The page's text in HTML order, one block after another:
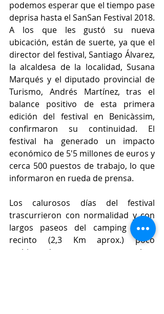
podemos esperar que el tiempo pase
deprisa hasta el SanSan Festival 2018.
A los que les gustó su nueva
ubicación, están de suerte, ya que el
director del festival, Santiago Álvarez,
la alcaldesa de la localidad, Susana
Marqués y el diputado provincial de
Turismo, Andrés Martínez, tras el
balance positivo de esta primera
edición del festival en Benicàssim,
confirmaron su continuidad. El
festival ha generado un impacto
económico de 5'5 millones de euros y
cerca 500 puestos de trabajo, lo que
informaron en rueda de prensa.
Los calurosos días del festival
trascurrieron con normalidad y con
largos paseos del camping a un
recinto (2,3 Km aprox.) poco
ambientado, que por suerte, estaban